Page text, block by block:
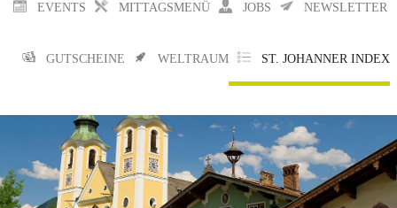
EVENTS MITTAGSMENÜ JOBS NEWSLETTER
GUTSCHEINE WELTRAUM ST. JOHANNER INDEX